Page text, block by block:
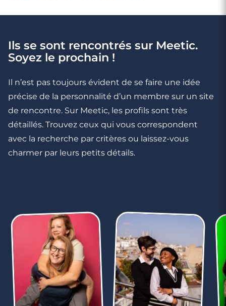
Ils se sont rencontrés sur Meetic.
Soyez le prochain !
Il n’est pas toujours évident de se faire une idée
précise de la personnalité d’un membre sur un site
de rencontre. Sur Meetic, les profils sont très
détaillés. Trouvez ceux qui vous correspondent
avec la recherche par critères ou laissez-vous
charmer par leurs petits détails.